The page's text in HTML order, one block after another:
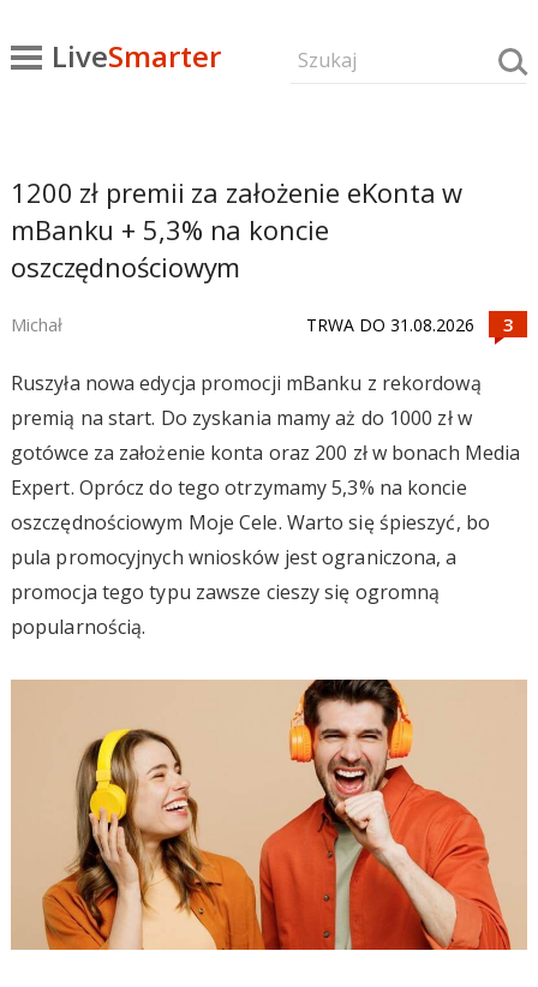
LiveSmarter
1200 zł premii za założenie eKonta w
mBanku + 5,3% na koncie
oszczędnościowym
Michał TRWA DO 31.08.2026
Ruszyła nowa edycja promocji mBanku z rekordową
premią na start. Do zyskania mamy aż do 1000 zł w
gotówce za założenie konta oraz 200 zł w bonach Media
Expert. Oprócz do tego otrzymamy 5,3% na koncie
oszczędnościowym Moje Cele. Warto się śpieszyć, bo
pula promocyjnych wniosków jest ograniczona, a
promocja tego typu zawsze cieszy się ogromną
popularnością.